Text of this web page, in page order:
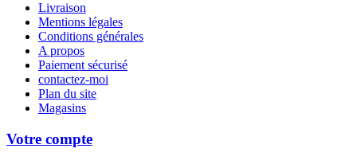
Livraison
Mentions légales
Conditions générales
A propos
Paiement sécurisé
contactez-moi
Plan du site
Magasins
Votre compte